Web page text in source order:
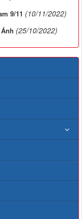
9/11 (10/11/2022)
(25/10/2022)